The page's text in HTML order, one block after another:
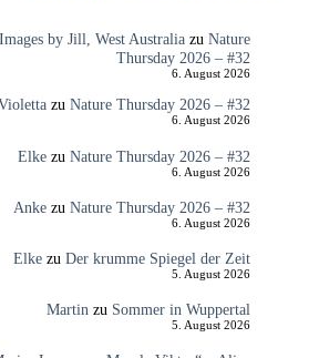
by Jill, West Australiazu Nature
Thursday 2026 – #32
6. August 2026
zu Nature Thursday 2026 – #32
6. August 2026
Elkezu Nature Thursday 2026 – #32
6. August 2026
Ankezu Nature Thursday 2026 – #32
6. August 2026
Elkezu Der krumme Spiegel der Zeit
5. August 2026
Martin zu Sommer in Wuppertal
5. August 2026